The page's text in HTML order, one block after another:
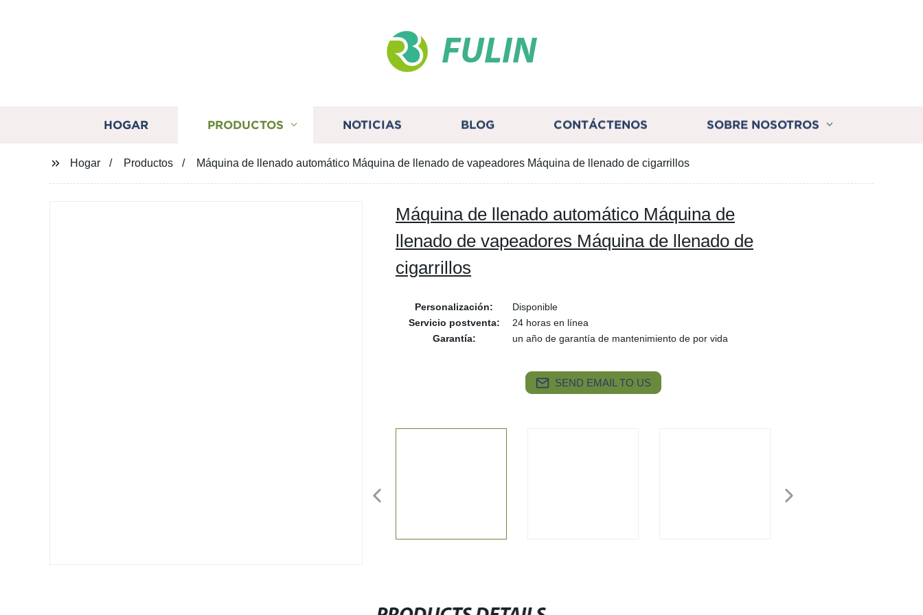
FULIN
HOGAR PRODUCTOS NOTICIAS BLOG CONTÁCTENOS SOBRE NOSOTROS
Hogar Productos Máquina de llenado automático Máquina de llenado de vapeadores Máquina de llenado de cigarrillos
Máquina de llenado automático Máquina de
llenado de vapeadores Máquina de llenado de
cigarrillos
Personalización:
Disponible
Servicio postventa:
24 horas en línea
Garantía:
un año de garantía de mantenimiento de por vida
SEND EMAIL TO US